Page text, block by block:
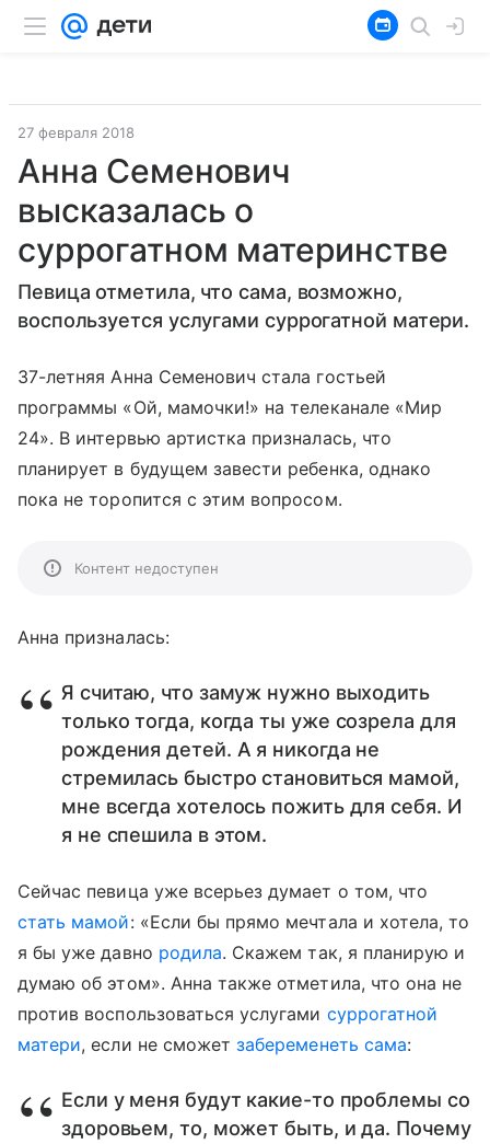
27 февраля 2018
Анна Семенович
высказалась о
суррогатном материнстве
Певица отметила, что сама, возможно,
воспользуется услугами суррогатной матери.
37-летняя Анна Семенович стала гостьей
программы «Ой, мамочки!» на телеканале «Мир
24». В интервью артистка призналась, что
планирует в будущем завести ребенка, однако
пока не торопится с этим вопросом.
Контент недоступен
Анна призналась:
Я считаю, что замуж нужно выходить
только тогда, когда ты уже созрела для
рождения детей. А я никогда не
стремилась быстро становиться мамой,
мне всегда хотелось пожить для себя. И
я не спешила в этом.
Сейчас певица уже всерьез думает о том, что
стать мамой: «Если бы прямо мечтала и хотела, то
я бы уже давно родила. Скажем так, я планирую и
думаю об этом». Анна также отметила, что она не
против воспользоваться услугами суррогатной
матери, если не сможетзабеременеть сама:
Если у меня будут какие-то проблемы со
здоровьем, то, может быть, и да. Почему